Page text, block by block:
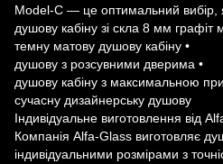
Model-C — це оптимальний вибір,
душову кабіну зі скла 8 мм графіт
темну матову душову кабіну •
душову з розсувними дверима •
душову кабіну з максимальною
сучасну дизайнерську душову
Індивідуальне виготовлення від
Компанія Alfa-Glass виготовляє
індивідуальними розмірами з